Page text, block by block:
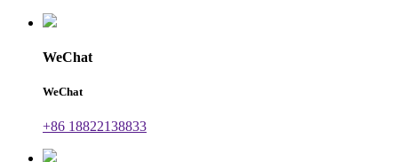
WeChat
WeChat
+86 18822138833